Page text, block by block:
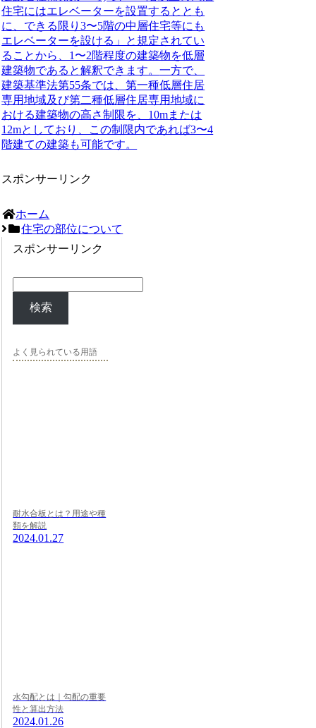
住宅にはエレベーターを設置するととも
に、できる限り3〜5階の中層住宅等にも
エレベーターを設ける」と規定されてい
ることから、1〜2階程度の建築物を低層
建築物であると解釈できます。一方で、
建築基準法第55条では、第一種低層住居
専用地域及び第二種低層住居専用地域に
おける建築物の高さ制限を、10mまたは
12mとしており、この制限内であれば3〜4
階建ての建築も可能です。
スポンサーリンク
ホーム
住宅の部位について
スポンサーリンク
検索
よく見られている用語
耐水合板とは？用途や種
類を解説
2024.01.27
水勾配とは｜勾配の重要
性と算出方法
2024.01.26